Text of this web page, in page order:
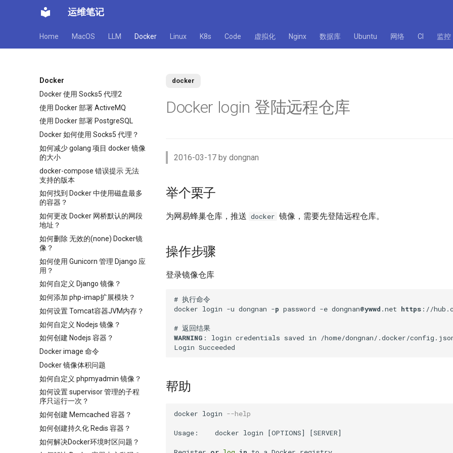
运维笔记
Home MacOS LLM Docker Linux K8s Code 虚拟化 Nginx 数据库 Ubuntu 网络 CI 监控
Docker
Docker 使用 Socks5 代理2
使用 Docker 部署 ActiveMQ
使用 Docker 部署 PostgreSQL
Docker 如何使用 Socks5 代理？
如何减少 golang 项目 docker 镜像
的大小
docker-compose 错误提示 无法
支持的版本
如何找到 Docker 中使用磁盘最多
的容器？
如何更改 Docker 网桥默认的网段
地址？
如何删除 无效的(none) Docker镜
像？
如何使用 Gunicorn 管理 Django 应
用？
如何自定义 Django 镜像？
如何添加 php-imap扩展模块？
如何设置 Tomcat容器JVM内存？
如何自定义 Nodejs 镜像？
如何创建 Nodejs 容器？
Docker image 命令
Docker 镜像体积问题
如何自定义 phpmyadmin 镜像？
如何设置 supervisor 管理的子程
序只运行一次？
如何创建 Memcached 容器？
如何创建持久化 Redis 容器？
如何解决Docker环境时区问题？
docker
Docker login 登陆远程仓库
2016-03-17 by dongnan
举个栗子
为网易蜂巢仓库，推送 docker 镜像，需要先登陆远程仓库。
操作步骤
登录镜像仓库
# 执行命令
docker login -u dongnan -p password -e dongnan@ywwd .net https ://
WARNING : login credentials saved in /home/dongnan/.docker/
帮助
docker login --help
Usage:    docker login [OPTIONS] [SERVER]